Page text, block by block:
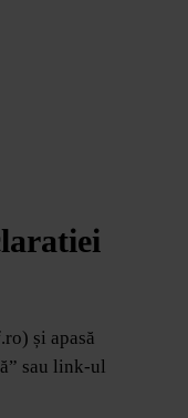
și apasă
sau link-ul